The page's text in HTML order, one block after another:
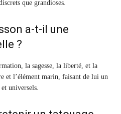
que grandioses.
a-t-il une
?
la sagesse, la liberté, et la
et l’élément marin, faisant de lui un
universels.